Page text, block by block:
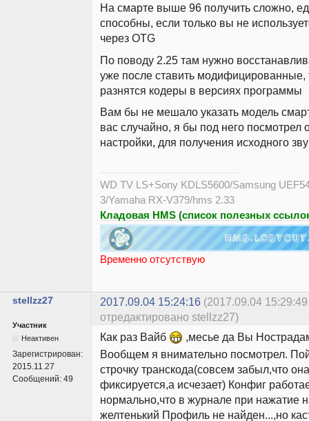
На смарте выше 96 получить сложно,
способны, если только вы не
через OTG
По поводу 2.25 там нужно
уже после ставить модифицированные,
разнятся кодеры в версиях программы
Вам бы не мешало указать модель
вас случайно, я бы под него посмотрел
настройки, для получения исходного
WD TV LS+Sony KDLS5600/Samsung
3/Yamaha RX-V379/hms 2.33
Кладовая HMS (список полезных
Временно отсутствую
stellzz27 2017.09.04 15:24:16 (2017.09.04 15:29:49
отредактировано stellzz27)
Участник
Неактивен
Зарегистрирован:
2015.11.27
Сообщений: 49
Как раз Вайб
,месье да Вы
Вообщем я внимательно посмотрел.
строчку транскода(совсем забыл,что
фиксируется,а исчезает) Конфиг
нормально,что в журнале при нажатие
желтенький Профиль не найден...,но